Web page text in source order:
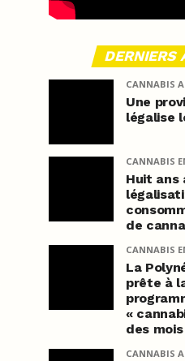
DERNIERS
CANNABIS
Une
légalise
CANNABIS
Huit ans
de
CANNABIS
La
prête à
«
des
CANNABIS